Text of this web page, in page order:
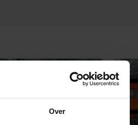
Over